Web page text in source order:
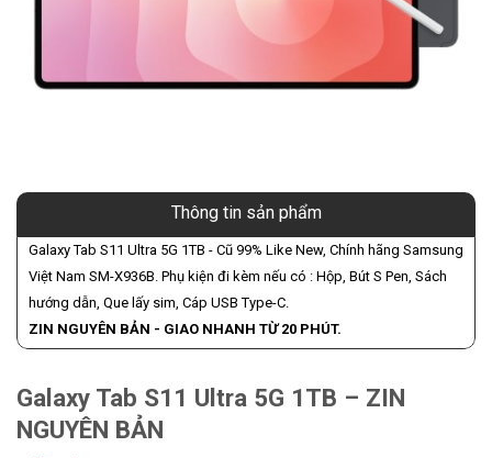
Thông tin sản phẩm
Galaxy Tab S11 Ultra 5G 1TB - Cũ 99% Like New, Chính hãng Samsung
Việt Nam SM-X936B. Phụ kiện đi kèm nếu có : Hộp, Bút S Pen, Sách
hướng dẫn, Que lấy sim, Cáp USB Type-C.
ZIN NGUYÊN BẢN - GIAO NHANH TỪ 20 PHÚT.
Galaxy Tab S11 Ultra 5G 1TB – ZIN
NGUYÊN BẢN